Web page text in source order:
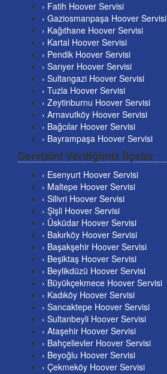
› Fatih Hoover Servisi
› Gaziosmanpaşa Hoover Servisi
› Kağıthane Hoover Servisi
› Kartal Hoover Servisi
› Pendik Hoover Servisi
› Sarıyer Hoover Servisi
› Sultangazi Hoover Servisi
› Tuzla Hoover Servisi
› Zeytinburnu Hoover Servisi
› Arnavutköy Hoover Servisi
› Bağcılar Hoover Servisi
› Bayrampaşa Hoover Servisi
Servisini Verdiğimiz İlçeler
› Esenyurt Hoover Servisi
› Maltepe Hoover Servisi
› Silivri Hoover Servisi
› Şişli Hoover Servisi
› Üsküdar Hoover Servisi
› Bakırköy Hoover Servisi
› Başakşehir Hoover Servisi
› Beşiktaş Hoover Servisi
› Beylikdüzü Hoover Servisi
› Büyükçekmece Hoover Servisi
› Kadıköy Hoover Servisi
› Sancaktepe Hoover Servisi
› Sultanbeyli Hoover Servisi
› Ataşehir Hoover Servisi
› Bahçelievler Hoover Servisi
› Beyoğlu Hoover Servisi
› Çekmeköy Hoover Servisi